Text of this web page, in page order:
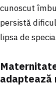
cunoscut
persistă
lipsa de
adaptează